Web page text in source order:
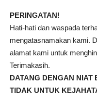
PERINGATAN!
Hati-hati dan waspada
mengatasnamakan kami.
alamat kami untuk
Terimakasih.
DATANG DENGAN NIAT
TIDAK UNTUK